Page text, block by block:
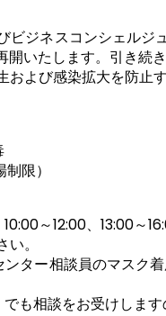
ビジネスコンシェル
いたします。引き続
よび感染拡大を防止
限）
～12:00、13:00～
。
ター相談員のマスク
相談をお受けします